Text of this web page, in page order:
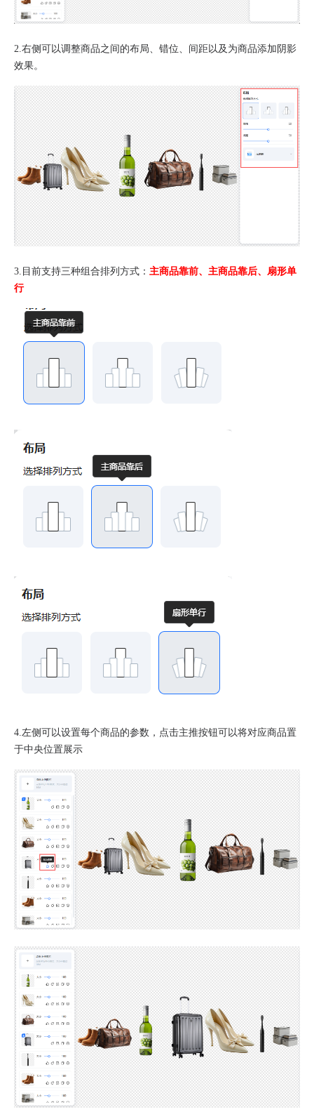
2.右侧可以调整商品之间的布局、错位、间距以及为商品添加阴影
效果。
3.目前支持三种组合排列方式： 主商品靠前、主商品靠后、扇形单
行
4.左侧可以设置每个商品的参数，点击主推按钮可以将对应商品置
于中央位置展示